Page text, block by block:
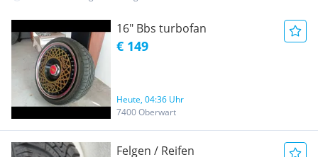
16" Bbs turbofan
€ 149
Heute, 04:36 Uhr
7400 Oberwart
Felgen / Reifen